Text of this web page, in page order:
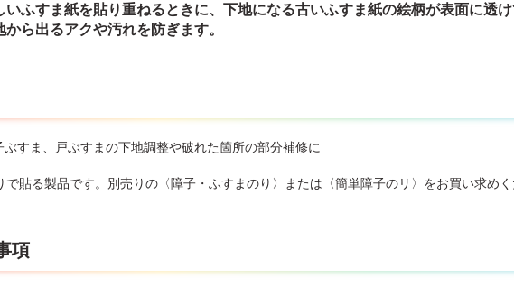
いふすま紙を貼り重ねるときに、下地になる古いふすま紙の絵柄が表面に透け
から出るアクや汚れを防ぎます。
ぶすま、戸ぶすまの下地調整や破れた箇所の部分補修に
貼る製品です。別売りの〈障子・ふすまのり〉または〈簡単障子のリ〉をお買い求めく
項